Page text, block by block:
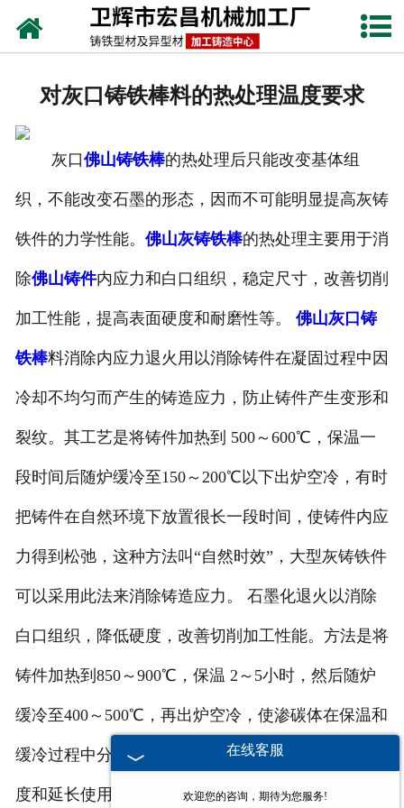
网站首页
新闻动态
铸铁工艺
生产设备
对灰口铸铁棒料的热处理温度要求
灰口佛山铸铁棒的热处理后只能改变基体组
织，不能改变石墨的形态，因而不可能明显提高灰铸
铁件的力学性能。 佛山灰铸铁棒的热处理主要用于消
除佛山铸件内应力和白口组织，稳定尺寸，改善切削
加工性能，提高表面硬度和耐磨性等。 佛山灰口铸
铁棒料消除内应力退火用以消除铸件在凝固过程中因
冷却不均匀而产生的铸造应力，防止铸件产生变形和
裂纹。其工艺是将铸件加热到 500～600℃，保温一
段时间后随炉缓冷至150～200℃以下出炉空冷，有时
把铸件在自然环境下放置很长一段时间，使铸件内应
力得到松弛，这种方法叫“自然时效”，大型灰铸铁件
可以采用此法来消除铸造应力。 石墨化退火以消除
白口组织，降低硬度，改善切削加工性能。方法是将
铸件加热到850～900℃，保温 2～5小时，然后随炉
缓冷至400～500℃，再出炉空冷，使渗碳体在保温和
缓冷过程中分解而形成石墨。 表面淬火提高表面硬
度和延长使用寿命。如对于机床导轨表面和内燃机汽
在线客服
欢迎您的咨询，期待为您服务!